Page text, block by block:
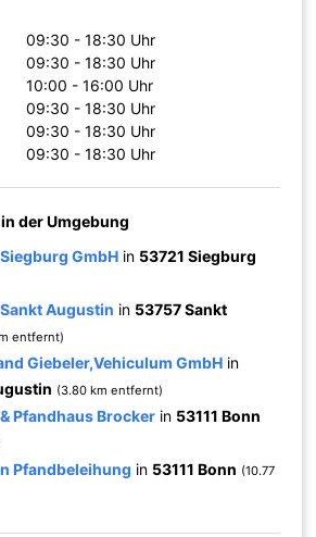
09:30 - 18:30 Uhr
09:30 - 18:30 Uhr
10:00 - 16:00 Uhr
09:30 - 18:30 Uhr
09:30 - 18:30 Uhr
09:30 - 18:30 Uhr
der Umgebung
GmbH in 53721 Siegburg
Augustin in 53757 Sankt
entfernt)
Giebeler,Vehiculum GmbH in
(3.80 km entfernt)
Pfandhaus Brocker in 53111 Bonn
Pfandbeleihung in 53111 Bonn (10.77